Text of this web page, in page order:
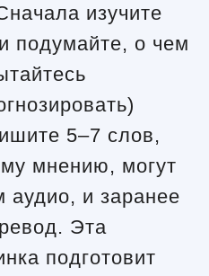
изучите
подумайте, о чем
5–7 слов,
мнению, могут
аудио, и заранее
Эта
подготовит